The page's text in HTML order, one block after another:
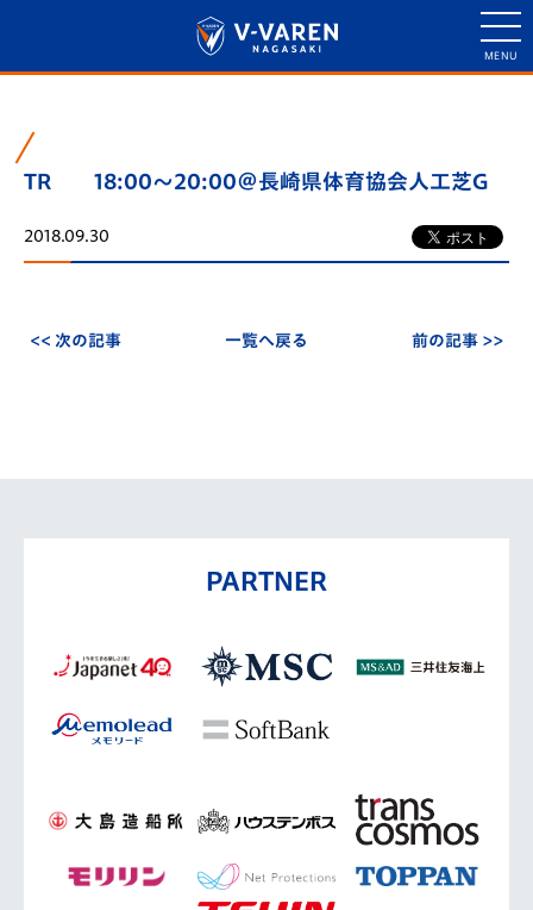
TR 18:00～20:00＠長崎県体育協会人工芝G
2018.09.30
<< 次の記事 一覧へ戻る 前の記事 >>
PARTNER